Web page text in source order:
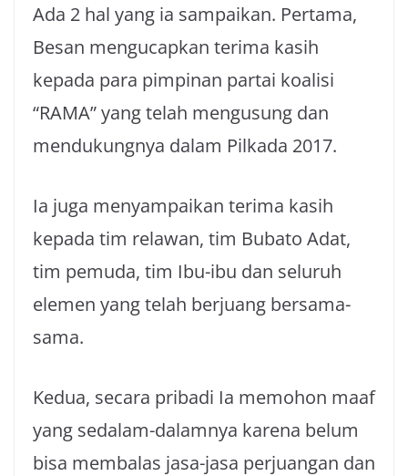
Ada 2 hal yang ia sampaikan. Pertama,
Besan mengucapkan terima kasih
kepada para pimpinan partai koalisi
“RAMA” yang telah mengusung dan
mendukungnya dalam Pilkada 2017.
Ia juga menyampaikan terima kasih
kepada tim relawan, tim Bubato Adat,
tim pemuda, tim Ibu-ibu dan seluruh
elemen yang telah berjuang bersama-
sama.
Kedua, secara pribadi Ia memohon maaf
yang sedalam-dalamnya karena belum
bisa membalas jasa-jasa perjuangan dan